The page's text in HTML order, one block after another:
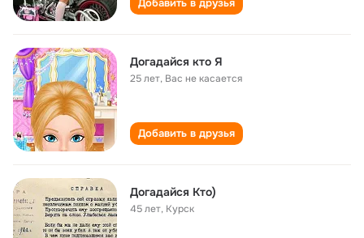
Добавить в друзья
Догадайся кто Я
25 лет, Вас не касается
Добавить в друзья
Догадайся Кто)
45 лет, Курск